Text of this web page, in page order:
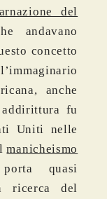
del
andavano
concetto
anche
addirittura fu
Uniti nelle
manicheismo
quasi
ricerca del